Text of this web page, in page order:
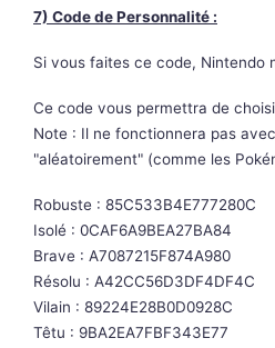
7) Code de Personnalité :
Si vous faites ce code, Nintendo
Ce code vous permettra de
Note : Il ne fonctionnera pas
"aléatoirement" (comme les
Robuste : 85C533B4E777280C
Isolé : 0CAF6A9BEA27BA84
Brave : A7087215F874A980
Résolu : A42CC56D3DF4DF4C
Vilain : 89224E28B0D0928C
Têtu : 9BA2EA7FBF343E77